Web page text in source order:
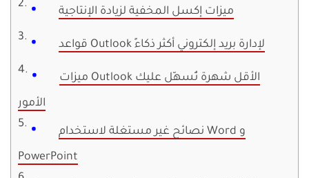
ميزات إكسل المخفية لزيادة الإنتاجية
قواعد Outlook لإدارة بريد إلكتروني أكثر ذكاءً
ميزات Outlook الأقل شهرة تُسهّل عليك
الأمور
نصائح غير مستغلة لاستخدام Word و
PowerPoint